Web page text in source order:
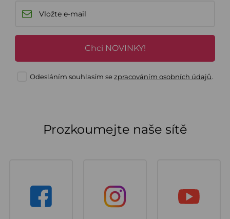
Chci NOVINKY!
Odesláním souhlasím sezpracováním osobních údajů.
Prozkoumejte naše sítě